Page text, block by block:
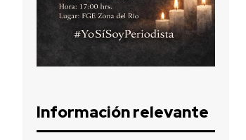
Información relevante